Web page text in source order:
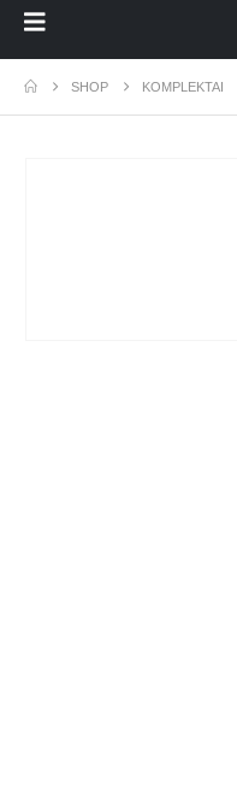
SHOP KOMPLEKTAI